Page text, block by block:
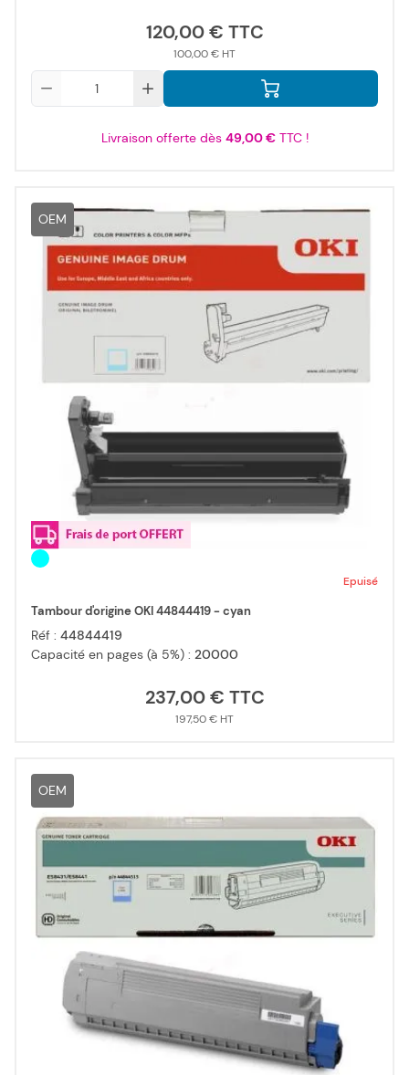
120,00 €
100,00 €
Livraison offerte dès 49,00 €TTC !
OEM
Epuisé
Tambour d'origine OKI 44844419 - cyan
Réf : 44844419
Capacité en pages (à 5%) : 20000
237,00 €
197,50 €
OEM